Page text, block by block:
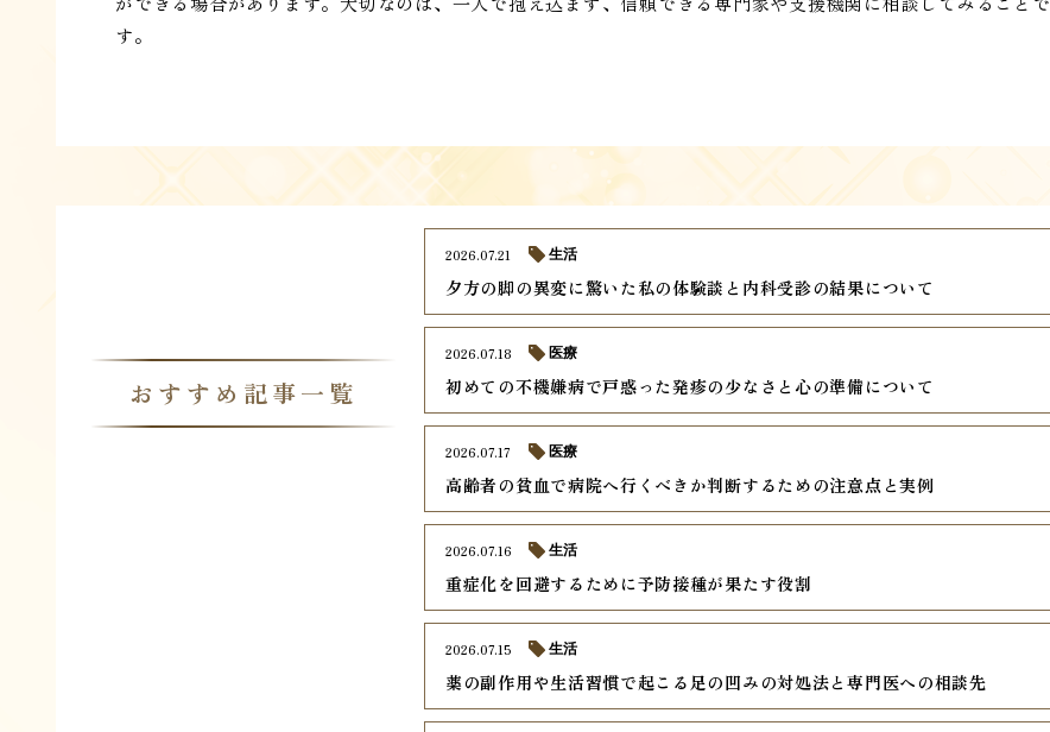
す。
おすすめ記事一覧
夕方の脚の異変に驚いた私の体験談と内科受診の結果について
2026.07.21 生活
初めての不機嫌病で戸惑った発疹の少なさと心の準備について
2026.07.18 医療
高齢者の貧血で病院へ行くべきか判断するための注意点と実例
2026.07.17 医療
重症化を回避するために予防接種が果たす役割
2026.07.16 生活
薬の副作用や生活習慣で起こる足の凹みの対処法と専門医への相談先
2026.07.15 生活